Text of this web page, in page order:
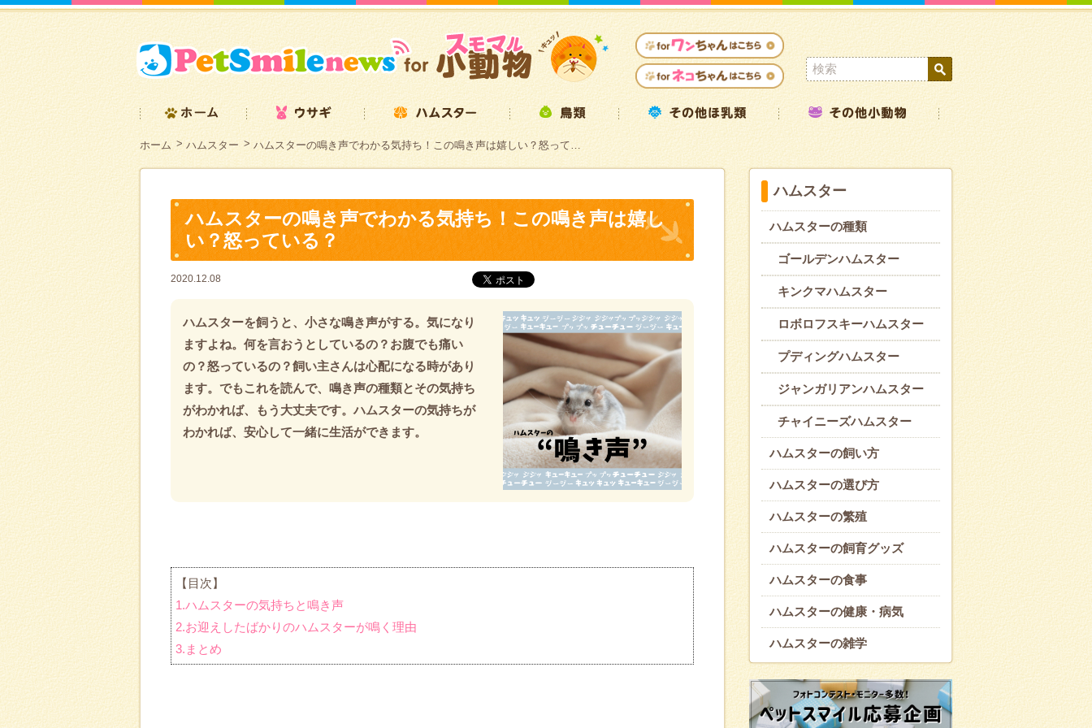
ホーム ハムスター ハムスターの鳴き声でわかる気持ち！この鳴き声は嬉しい？怒って…
ハムスターの鳴き声でわかる気持ち！この鳴き声は嬉し
い？怒っている？
2020.12.08
ハムスターを飼うと、小さな鳴き声がする。気になり
ますよね。何を言おうとしているの？お腹でも痛い
の？怒っているの？飼い主さんは心配になる時があり
ます。でもこれを読んで、鳴き声の種類とその気持ち
がわかれば、もう大丈夫です。ハムスターの気持ちが
わかれば、安心して一緒に生活ができます。
【目次】
1.ハムスターの気持ちと鳴き声
2.お迎えしたばかりのハムスターが鳴く理由
3.まとめ
ハムスター
ハムスターの種類
ゴールデンハムスター
キンクマハムスター
ロボロフスキーハムスター
プディングハムスター
ジャンガリアンハムスター
チャイニーズハムスター
ハムスターの飼い方
ハムスターの選び方
ハムスターの繁殖
ハムスターの飼育グッズ
ハムスターの食事
ハムスターの健康・病気
ハムスターの雑学